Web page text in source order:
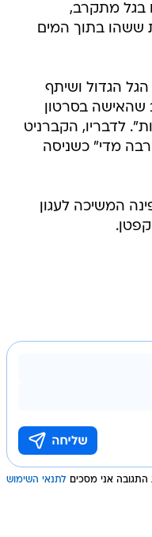
בגל מתקרב,
ששהו בתוך המים
הגדול ושיתף
שהאישה בסרטון
לדבריו, הקברניט
מדי" כשניסה
המשיכה לעגון
אני מסכים לתנאי השימוש